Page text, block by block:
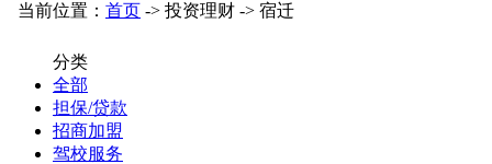
当前位置： 首页 -> 投资理财 -> 宿迁
分类
全部
担保/贷款
招商加盟
驾校服务